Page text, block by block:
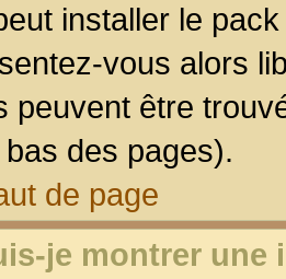
installer le
vous alors
peuvent être
des pages).
de page
je montrer une